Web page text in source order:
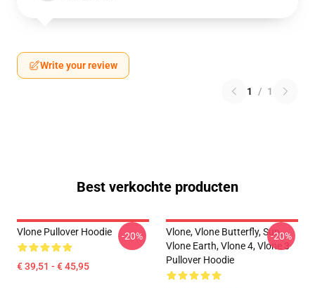
Write your review
1 / 1
Best verkochte producten
Vlone Pullover Hoodie
€ 39,51 - € 45,95
-20%
Vlone, Vlone Butterfly, Sun,
Vlone Earth, Vlone 4, Vlone 3
Pullover Hoodie
-20%